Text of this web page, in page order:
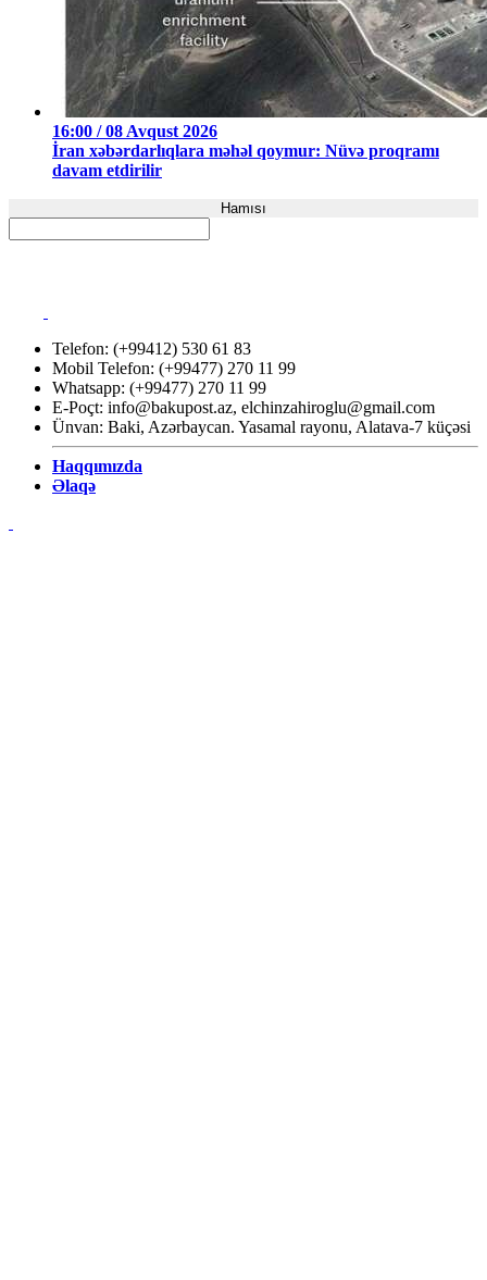
16:00 / 08 Avqust 2026
İran xəbərdarlıqlara məhəl qoymur: Nüvə proqramı
davam etdirilir
Hamısı
Telefon: (+99412) 530 61 83
Mobil Telefon: (+99477) 270 11 99
Whatsapp: (+99477) 270 11 99
E-Poçt: info@bakupost.az, elchinzahiroglu@gmail.com
Ünvan: Baki, Azərbaycan. Yasamal rayonu, Alatava-7 küçəsi
Haqqımızda
Əlaqə